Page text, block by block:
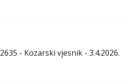
2635 - Kozarski vjesnik - 3.4.2026.